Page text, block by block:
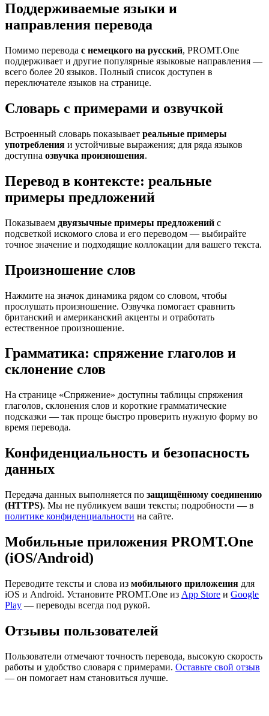
Поддерживаемые языки и
направления перевода
Помимо перевода с немецкого на русский, PROMT.One
поддерживает и другие популярные языковые направления —
всего более 20 языков. Полный список доступен в
переключателе языков на странице.
Словарь с примерами и озвучкой
Встроенный словарь показывает реальные примеры
употребления и устойчивые выражения; для ряда языков
доступна озвучка произношения.
Перевод в контексте: реальные
примеры предложений
Показываем двуязычные примеры предложений с
подсветкой искомого слова и его переводом — выбирайте
точное значение и подходящие коллокации для вашего текста.
Произношение слов
Нажмите на значок динамика рядом со словом, чтобы
прослушать произношение. Озвучка помогает сравнить
британский и американский акценты и отработать
естественное произношение.
Грамматика: спряжение глаголов и
склонение слов
На странице «Спряжение» доступны таблицы спряжения
глаголов, склонения слов и короткие грамматические
подсказки — так проще быстро проверить нужную форму во
время перевода.
Конфиденциальность и безопасность
данных
Передача данных выполняется по защищённому соединению
(HTTPS). Мы не публикуем ваши тексты; подробности — в
политике конфиденциальности на сайте.
Мобильные приложения PROMT.One
(iOS/Android)
Переводите тексты и слова из мобильного приложения для
iOS и Android. Установите PROMT.One из App Store и Google
Play — переводы всегда под рукой.
Отзывы пользователей
Пользователи отмечают точность перевода, высокую скорость
работы и удобство словаря с примерами. Оставьте свой отзыв
— он помогает нам становиться лучше.